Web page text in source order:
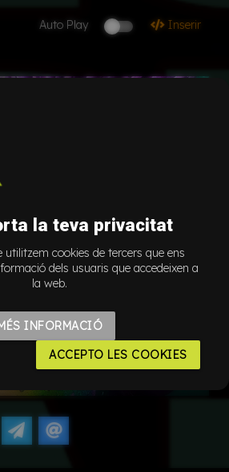
Auto Play Inserir
la teva privacitat
utilitzem cookies de tercers que ens
dels usuaris que accedeixen a
la web.
INFORMACIÓ
ACCEPTO LES COOKIES